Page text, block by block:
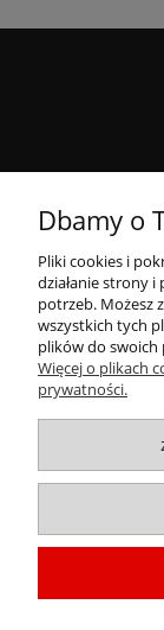
używane wyłącznie w
Dbamy o
Pliki cookies i
działanie strony
potrzeb. Możesz
wszystkich tych
plików do swoich
Więcej o plikach
prywatności.